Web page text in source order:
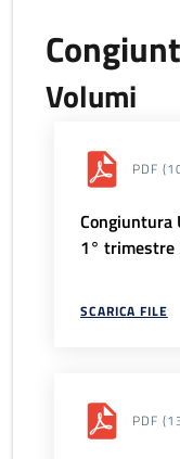
Volumi
PDF
Congiuntura
1° trimestre
SCARICA FILE
PDF